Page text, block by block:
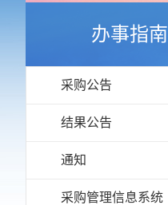
办事指南
采购公告
结果公告
通知
采购管理信息系统